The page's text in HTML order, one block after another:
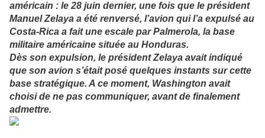
américain : le 28 juin dernier, une fois que le président
Manuel Zelaya a été renversé, l’avion qui l’a expulsé au
Costa-Rica a fait une escale par Palmerola, la base
militaire américaine située au Honduras.
Dès son expulsion, le président Zelaya avait indiqué
que son avion s’était posé quelques instants sur cette
base stratégique. A ce moment, Washington avait
choisi de ne pas communiquer, avant de finalement
admettre.